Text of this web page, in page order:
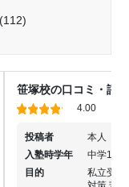
笹塚校の口コミ・評判
4.00
投稿者
本人
入塾時学年
中学1年
目的
私立受験